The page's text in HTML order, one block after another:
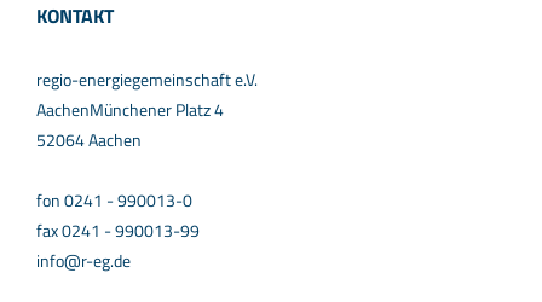
KONTAKT
regio-energiegemeinschaft e.V.
AachenMünchener Platz 4
52064 Aachen
fon 0241 - 990013-0
fax 0241 - 990013-99
info@r-eg.de